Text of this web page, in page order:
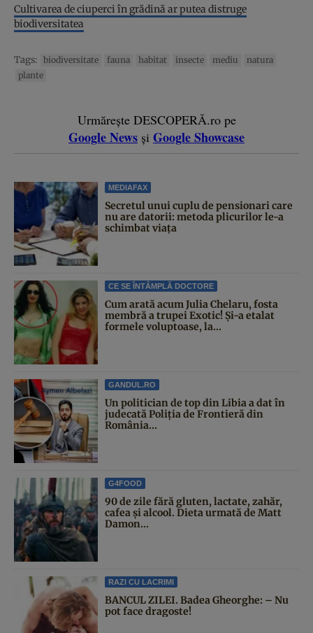
Cultivarea de ciuperci în grădină ar putea distruge
biodiversitatea
Tags: biodiversitate fauna habitat insecte mediu
natura
plante
Urmărește DESCOPERĂ.ro pe
Google News și Google Showcase
MEDIAFAX
Secretul unui cuplu de pensionari care
nu are datorii: metoda plicurilor le-a
schimbat viața
CE SE ÎNTÂMPLĂ DOCTORE
Cum arată acum Julia Chelaru, fosta
membră a trupei Exotic! Și-a etalat
formele voluptoase, la...
GANDUL.RO
Un politician de top din Libia a dat în
judecată Poliția de Frontieră din
România...
G4FOOD
90 de zile fără gluten, lactate, zahăr,
cafea și alcool. Dieta urmată de Matt
Damon...
RAZI CU LACRIMI
BANCUL ZILEI. Badea Gheorghe: – Nu
pot face dragoste!